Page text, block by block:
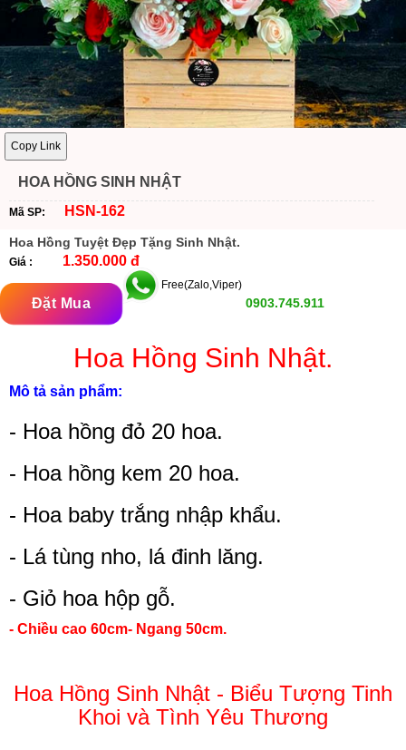
Copy Link
HOA HỒNG SINH NHẬT
Mã SP: HSN-162
Hoa Hồng Tuyệt Đẹp Tặng Sinh Nhật.
Giá : 1.350.000 đ
Đặt Mua
Free(Zalo,Viper)
0903.745.911
Hoa Hồng Sinh Nhật.
Mô tả sản phẩm:
- Hoa hồng đỏ 20 hoa.
- Hoa hồng kem 20 hoa.
- Hoa baby trắng nhập khẩu.
- Lá tùng nho, lá đinh lăng.
- Giỏ hoa hộp gỗ.
- Chiều cao 60cm- Ngang 50cm.
Hoa Hồng Sinh Nhật - Biểu Tượng Tinh
Khoi và Tình Yêu Thương